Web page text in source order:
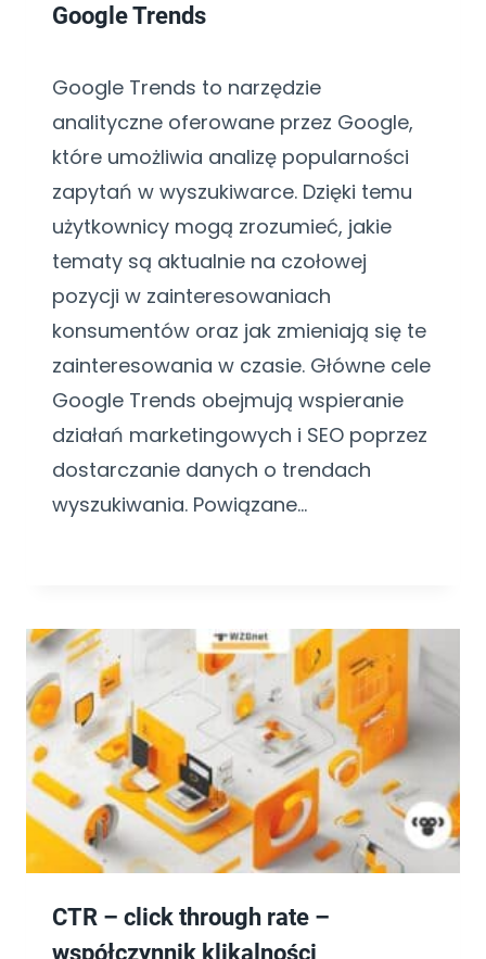
Google Trends
Google Trends to narzędzie
analityczne oferowane przez Google,
które umożliwia analizę popularności
zapytań w wyszukiwarce. Dzięki temu
użytkownicy mogą zrozumieć, jakie
tematy są aktualnie na czołowej
pozycji w zainteresowaniach
konsumentów oraz jak zmieniają się te
zainteresowania w czasie. Główne cele
Google Trends obejmują wspieranie
działań marketingowych i SEO poprzez
dostarczanie danych o trendach
wyszukiwania. Powiązane…
CTR – click through rate –
współczynnik klikalności